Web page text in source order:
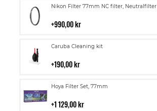
Nikon Filter 77mm NC filter, Neutralfilter
990,00 kr
Lägg
i
Caruba Cleaning kit
190,00 kr
Lägg
i
Hoya Filter Set, 77mm
1 129,00 kr
Lägg
i